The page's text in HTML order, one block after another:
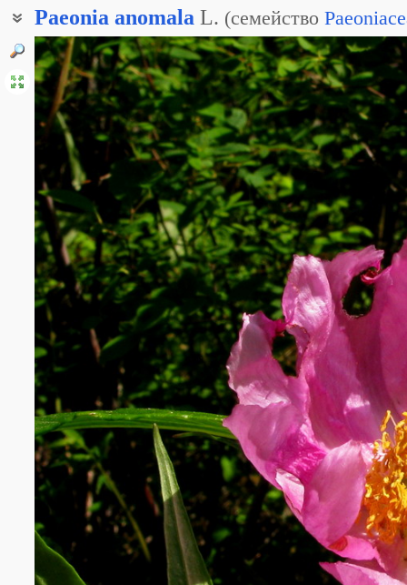
Paeonia anomala L. (семейство
Пион аптечный
Пион лекарственный
Пион Марьин корень
Пион неправильный
Марьин корень